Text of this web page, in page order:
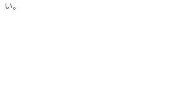
い。